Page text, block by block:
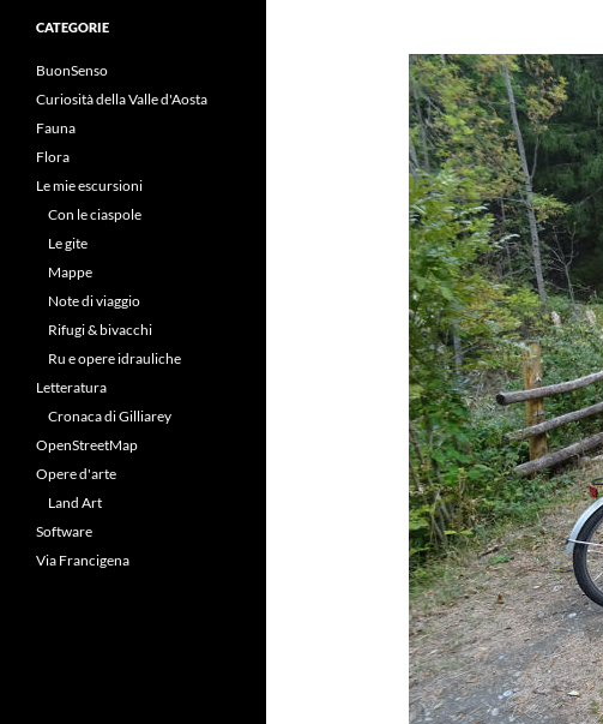
CATEGORIE
BuonSenso
Curiosità della Valle d'Aosta
Fauna
Flora
Le mie escursioni
Con le ciaspole
Le gite
Mappe
Note di viaggio
Rifugi & bivacchi
Ru e opere idrauliche
Letteratura
Cronaca di Gilliarey
OpenStreetMap
Opere d'arte
Land Art
Software
Via Francigena